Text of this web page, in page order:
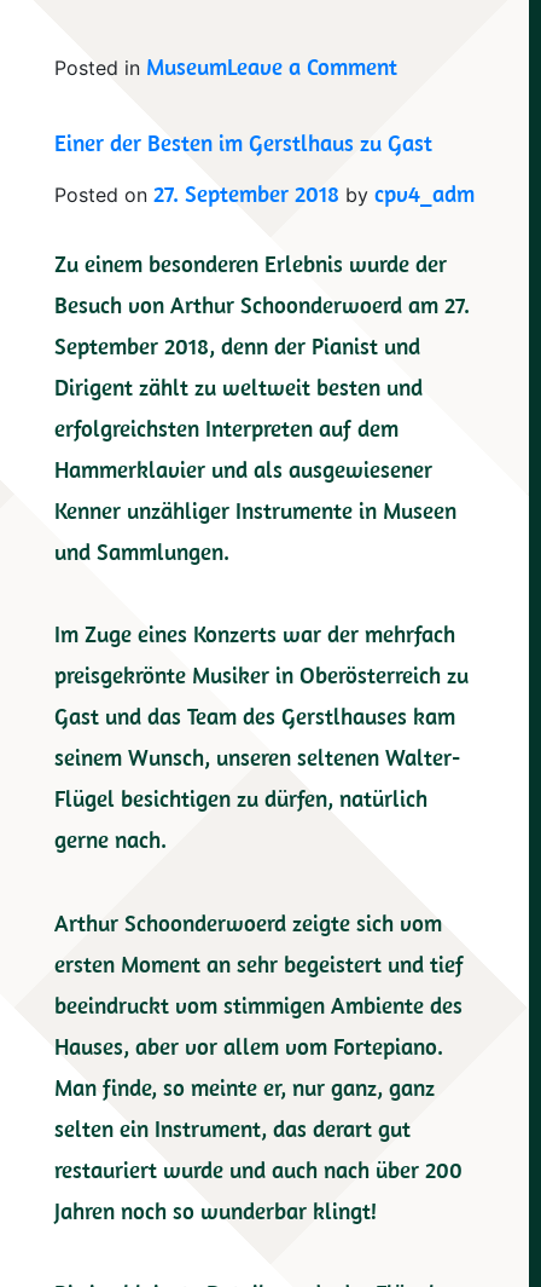
Posted in MuseumLeave a Commenton
besuchen
Museum
Einer der Besten im Gerstlhaus zu Gast
Posted on 27. September 2018 by cpv4_adm
Zu einem besonderen Erlebnis wurde der
Besuch von Arthur Schoonderwoerd am 27.
September 2018, denn der Pianist und
Dirigent zählt zu weltweit besten und
erfolgreichsten Interpreten auf dem
Hammerklavier und als ausgewiesener
Kenner unzähliger Instrumente in Museen
und Sammlungen.
Im Zuge eines Konzerts war der mehrfach
preisgekrönte Musiker in Oberösterreich zu
Gast und das Team des Gerstlhauses kam
seinem Wunsch, unseren seltenen Walter-
Flügel besichtigen zu dürfen, natürlich
gerne nach.
Arthur Schoonderwoerd zeigte sich vom
ersten Moment an sehr begeistert und tief
beeindruckt vom stimmigen Ambiente des
Hauses, aber vor allem vom Fortepiano.
Man finde, so meinte er, nur ganz, ganz
selten ein Instrument, das derart gut
restauriert wurde und auch nach über 200
Jahren noch so wunderbar klingt!